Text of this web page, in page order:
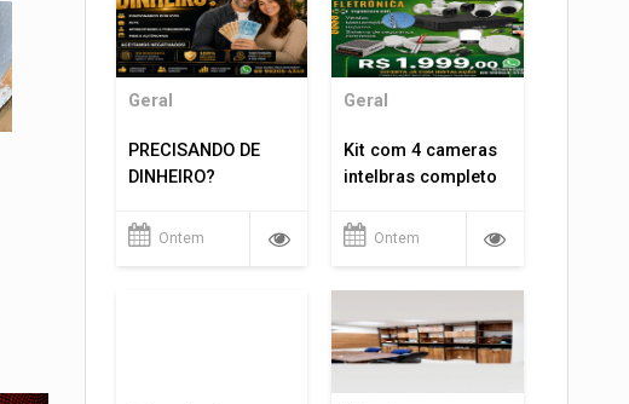
Geral
PRECISANDO DE
DINHEIRO?
Ontem
Geral
Kit com 4 cameras
intelbras completo
Ontem